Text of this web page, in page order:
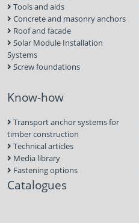
Tools and aids
Concrete and masonry anchors
Roof and facade
Solar Module Installation
Systems
Screw foundations
Know-how
Transport anchor systems for
timber construction
Technical articles
Media library
Fastening options
Catalogues